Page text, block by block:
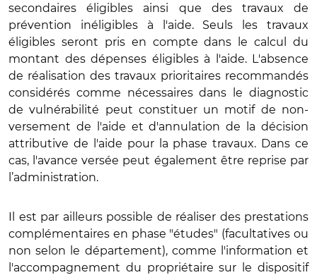
secondaires éligibles ainsi que des travaux de
prévention inéligibles à l'aide. Seuls les travaux
éligibles seront pris en compte dans le calcul du
montant des dépenses éligibles à l'aide. L'absence
de réalisation des travaux prioritaires recommandés
considérés comme nécessaires dans le diagnostic
de vulnérabilité peut constituer un motif de non-
versement de l'aide et d'annulation de la décision
attributive de l'aide pour la phase travaux. Dans ce
cas, l'avance versée peut également être reprise par
l’administration.
Il est par ailleurs possible de réaliser des prestations
complémentaires en phase "études" (facultatives ou
non selon le département), comme l'information et
l'accompagnement du propriétaire sur le dispositif